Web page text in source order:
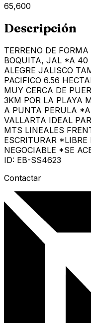
65,600
Descripción
TERRENO DE
BOQUITA, JAL *A 40
ALEGRE JALISCO
PACIFICO 6.56
MUY CERCA DE
3KM POR LA PLAYA
A PUNTA PERULA *A
VALLARTA IDEAL
MTS LINEALES
ESCRITURAR *LIBRE
NEGOCIABLE *SE
ID: EB-SS4623
Contactar